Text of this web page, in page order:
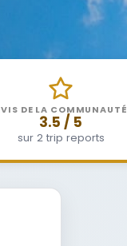
DE LA COMMUNAUTÉ
3.5 / 5
sur 2 trip reports